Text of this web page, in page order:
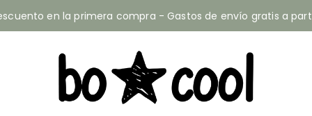
en la primera compra - Gastos de envío gratis a